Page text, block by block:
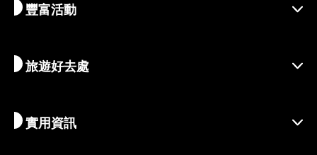
探索京都
季節性資訊
永續旅遊
豐富活動
出遊靈感
體驗活動
旅遊好去處
目的地
實用資訊